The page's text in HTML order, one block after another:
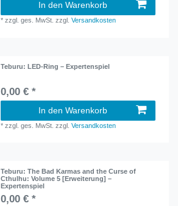
In den Warenkorb
*zzgl. ges. MwSt. zzgl.Versandkosten
Teburu: LED-Ring – Expertenspiel
0,00 € *
In den Warenkorb
*zzgl. ges. MwSt. zzgl.Versandkosten
Teburu: The Bad Karmas and the Curse of
Cthulhu: Volume 5 [Erweiterung] –
Expertenspiel
0,00 € *